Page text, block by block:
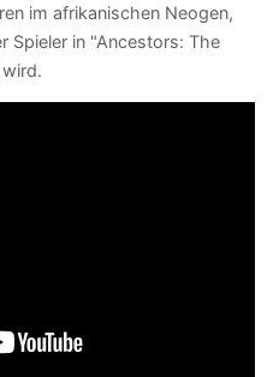
im afrikanischen Neogen,
Spieler in "Ancestors: The